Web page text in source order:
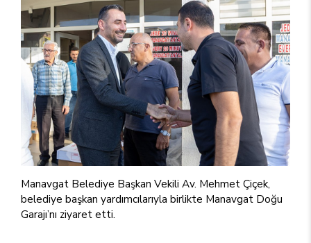
Manavgat Belediye Başkan Vekili Av. Mehmet Çiçek,
belediye başkan yardımcılarıyla birlikte Manavgat Doğu
Garajı’nı ziyaret etti.